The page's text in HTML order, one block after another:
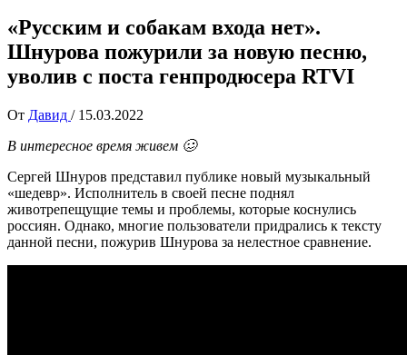
«Русским и собакам входа нет».
Шнурова пожурили за новую песню,
уволив с поста генпродюсера RTVI
От Давид / 15.03.2022
В интересное время живем 🥴
Сергей Шнуров представил публике новый музыкальный
«шедевр». Исполнитель в своей песне поднял
животрепещущие темы и проблемы, которые коснулись
россиян. Однако, многие пользователи придрались к тексту
данной песни, пожурив Шнурова за нелестное сравнение.